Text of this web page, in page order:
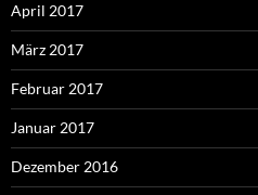
April 2017
März 2017
Februar 2017
Januar 2017
Dezember 2016